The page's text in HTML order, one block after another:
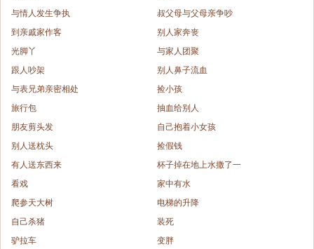
与情人发生争执
叔父母与父母亲争吵
到亲戚家作客
别人家奔丧
光脚丫
与家人团聚
跟人吵架
别人鼻子流血
与表兄弟亲密相处
捡小孩
旅行包
抽血给别人
朋友剪头发
自己抱着小女孩
别人送枕头
捡假钱
有人送东西来
杯子掉在地上水撒了一
看戏
家中有水
爬参天大树
电梯的升降
自己杀猪
装死
驴拉车
变胖